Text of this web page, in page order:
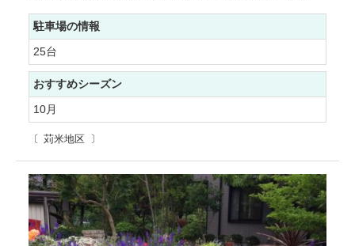
苅米地区
駐車場の情報
25台
おすすめシーズン
10月